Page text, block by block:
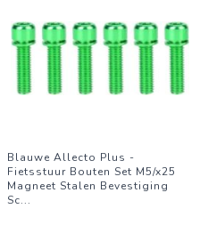
Blauwe Allecto Plus -
Fietsstuur Bouten Set M5/x25
Magneet Stalen Bevestiging
Sc...